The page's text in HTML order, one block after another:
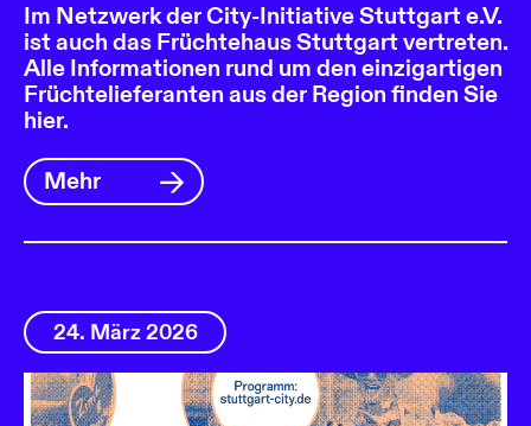
Im Netzwerk der City-Initiative Stuttgart e.V.
ist auch das Früchtehaus Stuttgart vertreten.
Alle Informationen rund um den einzigartigen
Früchtelieferanten aus der Region finden Sie
hier.
Mehr
24. März 2026